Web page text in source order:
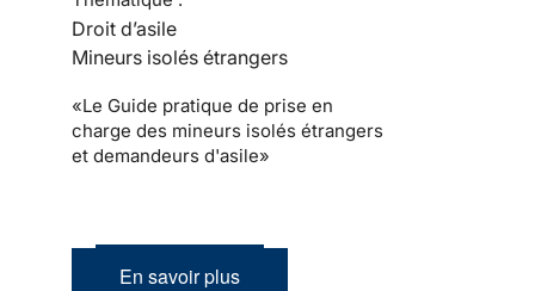
Droit d’asile
Mineurs isolés étrangers
«Le Guide pratique de prise en
charge des mineurs isolés étrangers
et demandeurs d'asile»
En savoir plus